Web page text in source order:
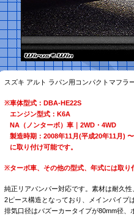
スズキ アルト ラパン用コンパクトマフラ
※車体型式：DBA-HE22S
エンジン型式：K6A
NA（ノンターボ）車｜2WD・4WD
製造時期：2008年11月(平成20年11月)
に取り付け可能です。
※ターボ車、その他の型式、年式には取
純正リアバンパー対応です。素材は耐久
2ピース構造となっており、メインパイプ
排気口径はバズーカータイプが80mm径